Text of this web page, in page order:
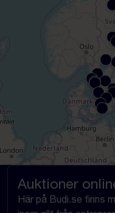
Auktioner
Här på Budi.se finns